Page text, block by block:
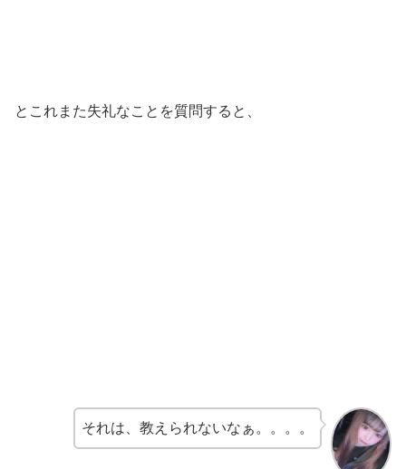
とこれまた失礼なことを質問すると、
それは、教えられないなぁ。。。。